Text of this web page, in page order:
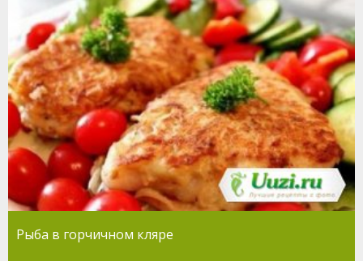
Рыба в горчичном кляре